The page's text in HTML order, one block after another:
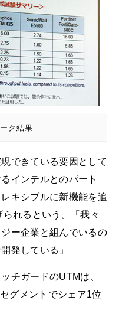
ク結果
できている要因として
インテルとのパート
キシブルに新機能を追
れるという。「我々
ー企業と組んでいるの
発している」
チガードのUTMは、
グメントでシェア1位